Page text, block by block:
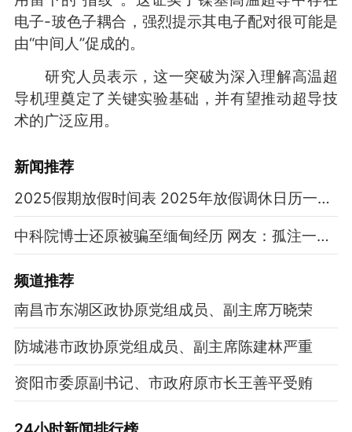
电子-玻色子耦合，强烈提示其电子配对很可能是
由“中间人”促成的。
研究人员表示，这一突破为深入理解高温超
导机理奠定了关键实验基础，并有望推动超导技
术的广泛应用。
新闻推荐
2025假期放假时间表 2025年放假调休日历一览表
中科院博士还原被骗至缅甸经历 网友：孤注一掷现实版
频道推荐
南昌市东湖区政协原党组成员、副主席万晓荣
防城港市政协原党组成员、副主席陈建林严重
资阳市委原副书记、市政府原市长王善平受贿